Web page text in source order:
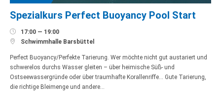
Spezialkurs Perfect Buoyancy Pool Start
 17:00 — 19:00
 Schwimmhalle Barsbüttel
Perfect Buoyancy/Perfekte Tarierung. Wer möchte nicht gut austariert und
schwerelos durchs Wasser gleiten – über heimische Süß- und
Ostseewassergründe oder über traumhafte Korallenriffe… Gute Tarierung,
die richtige Bleimenge und andere…